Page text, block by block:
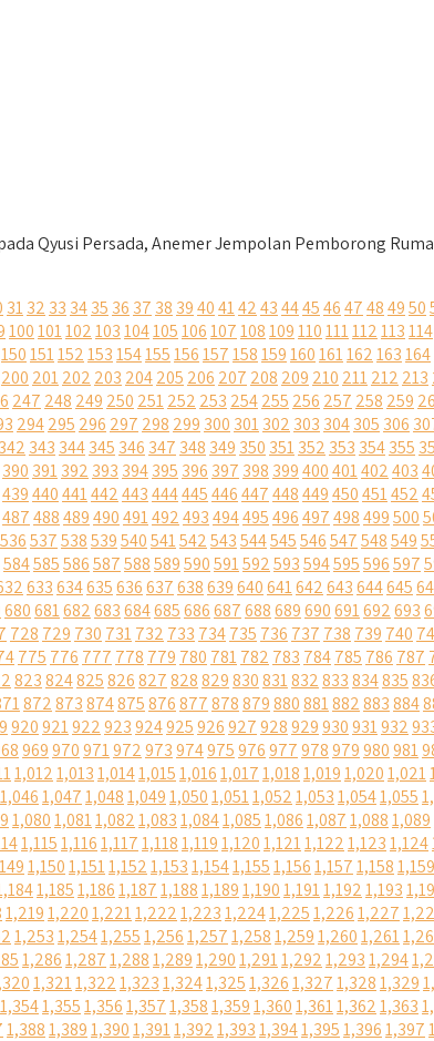
Qyusi Persada, Anemer Jempolan Pemborong
3132 33 3435 36 37 38 394041424344454647484950
100101102103104105106107108109110111112113114
150151152153154155156157158159160161162163164
200 201202 203 204205 206 207 208 209 210 211212 213
247 248 249 250 251252 253 254255 256 257 258 259
294295 296 297 298 299 300 301302 303 304305 306
342 343 344345 346 347 348 349 350 351352 353 354355
390 391392 393 394395 396 397 398 399400401402403
439440441442443444445446447448449450451452
487488489490491492493494495496497498499500
536537538539540541542543544545546547548549
584585586587588589590591592593594595596597
633634635636637638639640641642643644645
680681682683684685686687688689690691692693
728 729 730 731732 733 734735 736 737 738 739 740
775 776 777 778 779 780 781782 783 784785 786 787
823824825826827828829830831832833834835
872873874875876877878879880881882883884
920921922923924925926927928929930931932
969970971972973974975976977978979980981
1,0121,0131,0141,0151,0161,0171,0181,0191,0201,021
1,0461,0471,0481,0491,0501,0511,0521,0531,0541,055
1,0801,0811,0821,0831,0841,0851,0861,0871,0881,089
1,1151,1161,1171,1181,1191,1201,1211,1221,1231,124
1,1501,1511,1521,1531,1541,1551,1561,1571,1581,159
1,1851,1861,1871,1881,1891,1901,1911,1921,193
1,2191,2201,2211,2221,2231,2241,2251,2261,227
1,2531,2541,2551,2561,2571,2581,2591,2601,261
1,2861,2871,2881,2891,2901,2911,2921,2931,294
1,3211,3221,3231,3241,3251,3261,3271,3281,329
1,3541,3551,3561,3571,3581,3591,3601,3611,3621,363
1,3881,3891,3901,3911,3921,3931,3941,3951,3961,397